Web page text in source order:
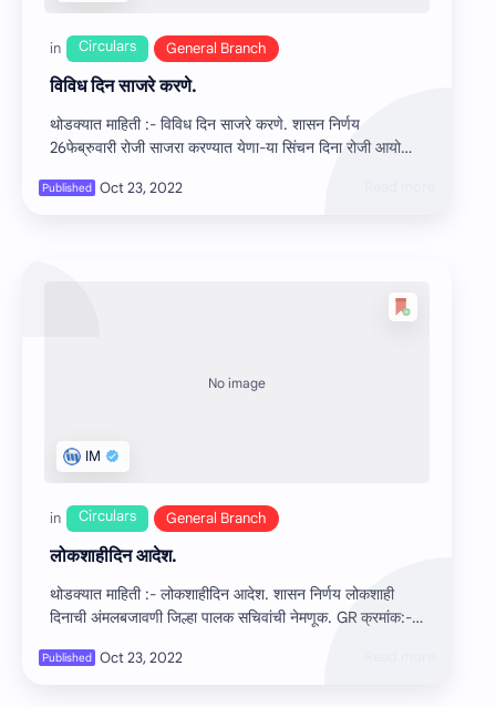
विविध दिन साजरे करणे.
थोडक्यात माहिती :- विविध दिन साजरे करणे. शासन निर्णय
26फेब्रुवारी रोजी साजरा करण्‍यात येणा-या सिंचन दिना रोजी आयोजित
लोकशाहीदिन आदेश.
थोडक्यात माहिती :- लोकशाहीदिन आदेश. शासन निर्णय लोकशाही
दिनाची अंमलबजावणी जिल्हा पालक सचिवांची नेमणूक. GR क्रमांक:-